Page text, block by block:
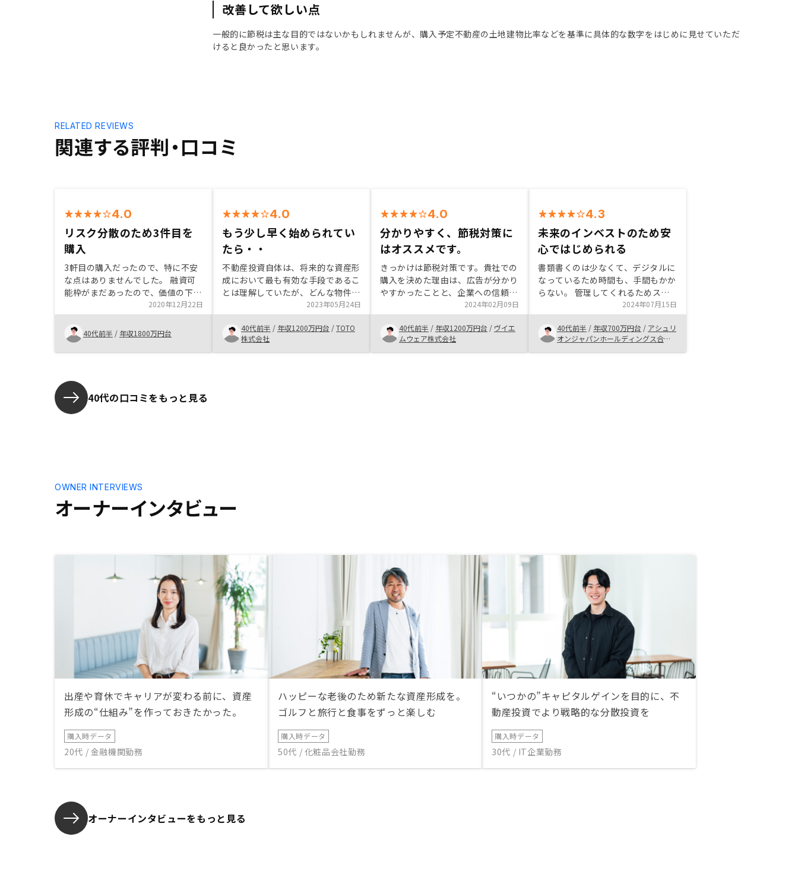
改善して欲しい点
一般的に節税は主な目的ではないかもしれませんが、購入予定不動産の土地建物比率などを基準に具体的な数字をはじめに見せていただ
けると良かったと思います。
関連する評判・口コミ
RELATED REVIEWS
4.0
リスク分散のため3件目を
購入
3軒目の購入だったので、特に不安
な点はありませんでした。 融資可
能枠がまだあったので、価値の下が
りにくい都内5区で、すでに購入済
み物件と属性の異なるリスク分散が
決めてでした。
2020年12月22日
40代前半 / 年収1800万円台
4.0
もう少し早く始められてい
たら・・
不動産投資自体は、将来的な資産形
成において最も有効な手段であるこ
とは理解していたが、どんな物件に
どの程度どうやって投資していくか
の手段に難があった。しかし、ＡＩ
による物件選定、デジタル化された
各種事務処理、充実したアフターサ
ービス等があることをしっかり説明
2023年05月24日
40代前半 / 年収1200万円台 /TOTO
株式会社
4.0
分かりやすく、節税対策に
はオススメです。
きっかけは節税対策です。貴社での
購入を決めた理由は、広告が分かり
やすかったことと、企業への信頼性
です。あとは、お声がけしたタイミ
ングが遅かったにもかかわらず、営
業の方が素早く対応頂き、また、フ
ォローをしっかりして頂いたため、
無事に制約させて頂けました。
2024年02月09日
40代前半 / 年収1200万円台 / ヴイエ
ムウェア株式会社
4.3
未来のインベストのため安
心ではじめられる
書類書くのは少なくて、デジタルに
なっているため時間も、手間もかか
らない。 管理してくれるためスト
レスが少ない。 AIなどで物件情報
多いと考えています。 勤務先から
も近い。担当の方も優しくて、いろ
いろ教えてくださっているため安
心。 会社的にも安定できるぐらい
2024年07月15日
40代前半 / 年収700万円台 / アシュリ
オンジャパンホールディングス合同
40代の口コミをもっと見る
オーナーインタビュー
OWNER INTERVIEWS
出産や育休でキャリアが変わる前に、資産
形成の“仕組み”を作っておきたかった。
購入時データ
20代 / 金融機関勤務
ハッピーな老後のため新たな資産形成を。
ゴルフと旅行と食事をずっと楽しむ
購入時データ
50代 / 化粧品会社勤務
“いつかの”キャピタルゲインを目的に、不
動産投資でより戦略的な分散投資を
購入時データ
30代 / IT企業勤務
オーナーインタビューをもっと見る